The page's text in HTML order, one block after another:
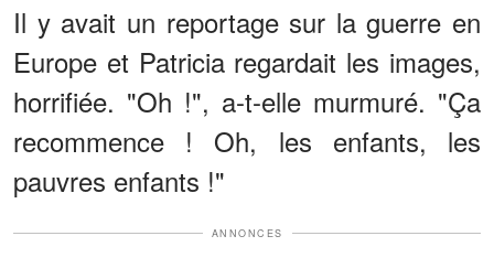
Il y avait un reportage sur la guerre en
Europe et Patricia regardait les images,
horrifiée. "Oh !", a-t-elle murmuré. "Ça
recommence ! Oh, les enfants, les
pauvres enfants !"
ANNONCES